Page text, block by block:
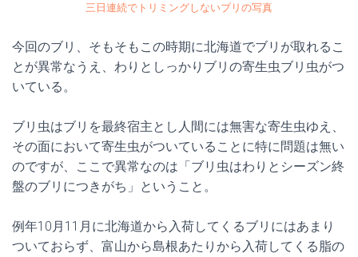
三日連続でトリミングしないブリの写真
今回のブリ、そもそもこの時期に北海道でブリが取れるこ
とが異常なうえ、わりとしっかりブリの寄生虫ブリ虫がつ
いている。
ブリ虫はブリを最終宿主とし人間には無害な寄生虫ゆえ、
その面において寄生虫がついていることに特に問題は無い
のですが、ここで異常なのは「ブリ虫はわりとシーズン終
盤のブリにつきがち」ということ。
例年10月11月に北海道から入荷してくるブリにはあまり
ついておらず、富山から島根あたりから入荷してくる脂の